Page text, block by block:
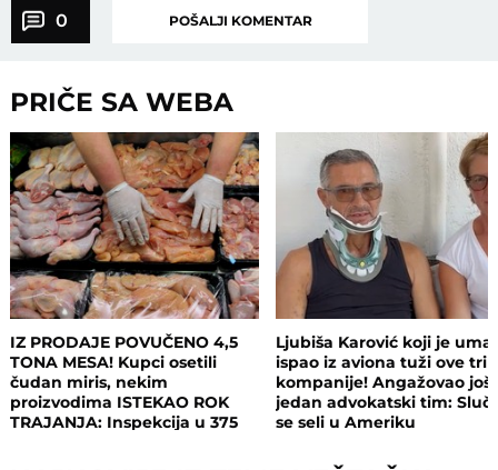
0 POŠALJI KOMENTAR
PRIČE SA WEBA
IZ PRODAJE POVUČENO 4,5
TONA MESA! Kupci osetili
čudan miris, nekim
proizvodima ISTEKAO ROK
TRAJANJA: Inspekcija u 375
Ljubiša Karović koji je
ispao iz aviona tuži ove tri
kompanije! Angažovao još
jedan advokatski tim:
se seli u Ameriku